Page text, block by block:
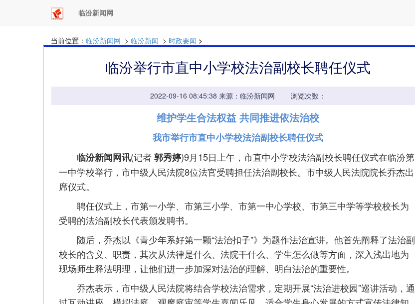
临汾新闻网
当前位置： 临汾新闻网 > 临汾新闻 > 时政要闻 >
临汾举行市直中小学校法治副校长聘任仪式
2022-09-16 08:45:38 来源：临汾新闻网 浏览次数：
维护学生合法权益 共同推进依法治校
我市举行市直中小学校法治副校长聘任仪式
临汾新闻网讯(记者郭秀婷)9月15日上午，市直中小学校法治副校长聘任仪式在临汾第
一中学校举行，市中级人民法院8位法官受聘担任法治副校长。市中级人民法院院长乔杰出
席仪式。
聘任仪式上，市第一小学、市第三小学、市第一中心学校、市第三中学等学校校长为
受聘的法治副校长代表颁发聘书。
随后，乔杰以《青少年系好第一颗“法治扣子”》为题作法治宣讲。他首先阐释了法治副
校长的含义、职责，其次从法律是什么、法院干什么、学生怎么做等方面，深入浅出地为
现场师生释法明理，让他们进一步加深对法治的理解、明白法治的重要性。
乔杰表示，市中级人民法院将结合学校法治需求，定期开展“法治进校园”巡讲活动，通